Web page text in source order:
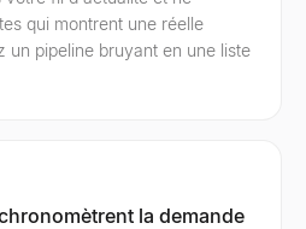
qui montrent une réelle
pipeline bruyant en une liste
la demande